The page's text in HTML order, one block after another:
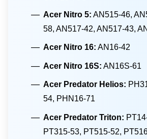
Acer Nitro 5: AN515-46,
58, AN517-42, AN517-43,
Acer Nitro 16: AN16-42
Acer Nitro 16S: AN16S-61
Acer Predator Helios:
54, PHN16-71
Acer Predator Triton:
PT315-53, PT515-52,